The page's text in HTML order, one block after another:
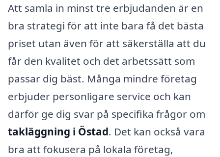
Att samla in minst tre erbjudanden är en
bra strategi för att inte bara få det bästa
priset utan även för att säkerställa att du
får den kvalitet och det arbetssätt som
passar dig bäst. Många mindre företag
erbjuder personligare service och kan
därför ge dig svar på specifika frågor om
takläggning i Östad. Det kan också vara
bra att fokusera på lokala företag,